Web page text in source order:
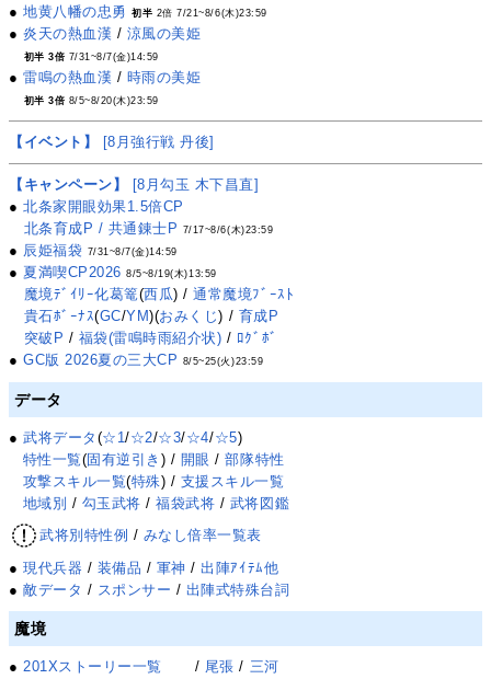
●地黄八幡の忠勇 初半 2倍 7/21~8/6(木)23:59
●炎天の熱血漢 / 涼風の美姫
初半 3倍 7/31~8/7(金)14:59
●雷鳴の熱血漢 / 時雨の美姫
初半 3倍 8/5~8/20(木)23:59
【イベント】 [8月強行戦 丹後]
【キャンペーン】
[8月勾玉 木下昌直]
●北条家開眼効果1.5倍CP
北条育成P / 共通錬士P 7/17~8/6(木)23:59
● 辰姫福袋 7/31~8/7(金)14:59
● 夏満喫CP2026 8/5~8/19(木)13:59
魔境ﾃﾞｲﾘｰ化葛篭(西瓜) /通常魔境ﾌﾞｰｽﾄ
貴石ﾎﾞｰﾅｽ(GC/YM)(おみくじ) / 育成P
突破P / 福袋(雷鳴時雨紹介状) / ﾛｸﾞﾎﾞ
●GC版 2026夏の三大CP 8/5~25(火)23:59
データ
●武将データ (☆1/☆2/☆3/☆4/☆5)
特性一覧(固有逆引き ) / 開眼 /部隊特性
攻撃スキル一覧(特殊) / 支援スキル一覧
地域別 / 勾玉武将 /福袋武将 / 武将図鑑
武将別特性例 / みなし倍率一覧表
●現代兵器 / 装備品 / 軍神 /出陣ｱｲﾃﾑ他
●敵データ / スポンサー / 出陣式特殊台詞
魔境
●201Xストーリー一覧 / 尾張 / 三河